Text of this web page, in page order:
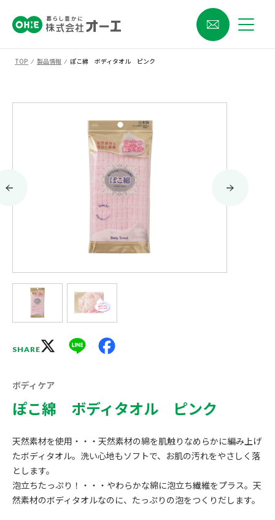
TOP ⁄ 製品情報 ⁄ ぽこ綿 ボディタオル ピンク
SHARE Line
ボディケア
ぽこ綿 ボディタオル ピンク
天然素材を使用・・・天然素材の綿を肌触りなめらかに編み上げ
たボディタオル。洗い心地もソフトで、お肌の汚れをやさしく落
とします。
泡立ちたっぷり！・・・やわらかな綿に泡立ち繊維をプラス。天
然素材のボディタオルなのに、たっぷりの泡をつくりだします。